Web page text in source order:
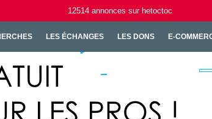
12514 annonces sur hetoctoc
LES ÉCHANGES LES DONS E-